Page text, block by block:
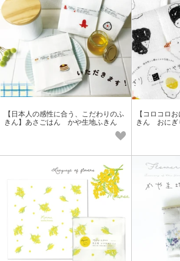
【日本人の感性に合う、こだわりのふ
きん】あさごはん かや生地ふきん
【コロコロ
きん おにぎ